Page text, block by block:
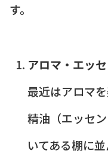
す。
アロマ・エッ
最近はアロマ
精油（エッセ
いてある棚に